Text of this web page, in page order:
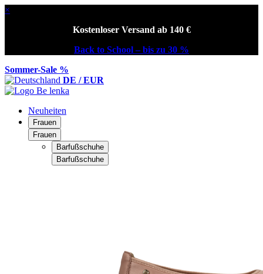
×
Kostenloser Versand ab 140 €
Back to School – bis zu 30 %
Sommer-Sale %
DE / EUR
Neuheiten
Frauen
Frauen
Barfußschuhe
Barfußschuhe